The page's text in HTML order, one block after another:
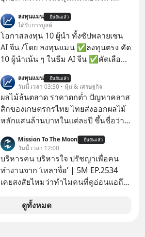
แม่น้ำเจ้าพระยา” นับเป็นคลื่นการลงทุน
ลูกที่ 2 ในการพัฒนาการท่องเที่ยว 2 ฝั่ง
แม่น้ำเจ้าพระยา ต่อจาก “ไอคอนสยาม
โมเดล” ภายใต้ 3 พันธมิตรร่วมทุน
บริษัท สยามพิวรรธน์ จำกัด, แมกโนเลีย
ควอลิตี้ ดีเวล็อปเม้นต์ คอร์ปอเรชั่น และ
เครือเจริญโภคภัณฑ์
ลงทุนแมน ยืนยันแล้ว
ได้รับการบูสต์
โอกาสลงทุน 10 ผู้นำ ทั้งซัปพลายเชน
AI จีน /โดย ลงทุนแมน ✅ลงทุนตรง คัด
10 ผู้นำเน้น ๆ ในธีม AI จีน ✅คัดเลือก
เจ้าของผู้นำ AI จีน ตั้งแต่โรงงานผลิตชิป
หน่วยความจำ โมเดล AI ยันหุ่นยนต์
✅ได้การรับยกเว้นภาษี Capital Gain
ตามกฎหมายภาษีของประเทศไทย
ลงทุนแมน ยืนยันแล้ว
วันนี้ เวลา 03:30 • หุ้น & เศรษฐกิจ
ผลไม้ล้นตลาด ราคาตกต่ำ ปัญหาคลาส
สิกของเกษตรกรไทย ไทยส่งออกผลไม้
หลักแสนล้านบาทในแต่ละปี ขึ้นชื่อว่า
เบอร์ต้น ๆ ของโลก
Mission To The Moon ยืนยันแล้ว
วันนี้ เวลา 12:00
บริหารคน บริหารใจ ปรัชญาเพื่อคน
ทำงานจาก ‘เหลาจื่อ’ | 5M EP.2534
เคยสงสัยไหมว่าทำไมคนที่ดูอ่อนแอถึง
สถานการณ์ แล้วทำไมคนที่ไม่ออกแรง
ดูทั้งหมด